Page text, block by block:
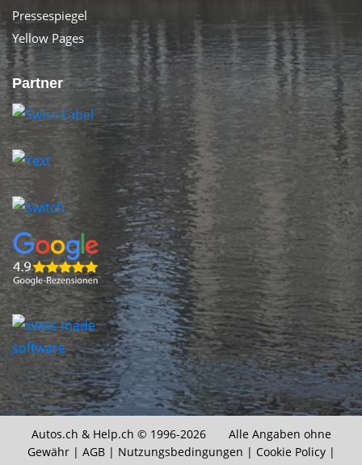
Pressespiegel
Yellow Pages
Partner
Autos.ch & Help.ch © 1996-2026 Alle Angaben ohne
Gewähr | AGB| Nutzungsbedingungen | Cookie Policy|